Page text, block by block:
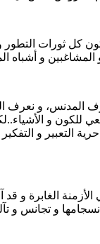
كل ثورات التطور
المدنس، و نعرف
و
التعبير و التفكير
الغابرة و قد
و تجانس و